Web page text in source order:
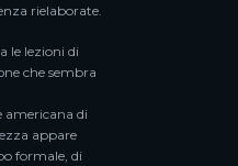
rielaborate.
le lezioni di
che sembra
americana di
appare
formale, di